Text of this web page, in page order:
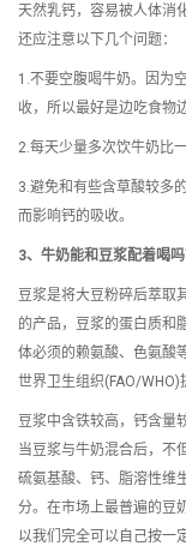
天然乳钙，容易被人体消
还应注意以下几个问题：
1.不要空腹喝牛奶。因为
收，所以最好是边吃食物
2.每天少量多次饮牛奶比
3.避免和有些含草酸较多
而影响钙的吸收。
3、牛奶能和豆浆配着喝吗
豆浆是将大豆粉碎后萃取
的产品，豆浆的蛋白质和
体必须的赖氨酸、色氨酸
世界卫生组织(FAO/WHO)
豆浆中含铁较高，钙含量
当豆浆与牛奶混合后，不
硫氨基酸、钙、脂溶性维
分。在市场上最普遍的豆
以我们完全可以自己按一